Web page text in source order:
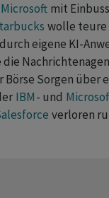
Microsoft mit
wolle teure
eigene KI-
Börse Sorgen über
IBM- und
verloren